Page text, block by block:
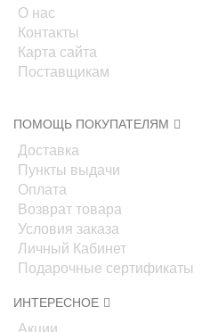
О нас
Контакты
Карта сайта
Поставщикам
ПОМОЩЬ ПОКУПАТЕЛЯМ
Доставка
Пункты выдачи
Оплата
Возврат товара
Условия заказа
Личный Кабинет
Подарочные сертификаты
ИНТЕРЕСНОЕ
Акции